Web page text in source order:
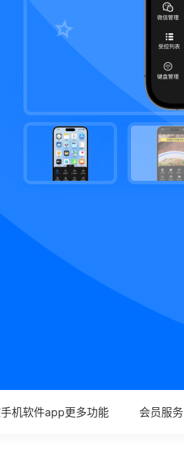
机软件app更多功能 会员服务